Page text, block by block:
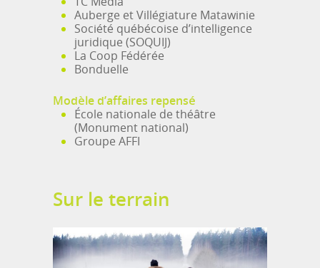
Auberge et Villégiature Matawinie
Société québécoise d’intelligence
juridique (SOQUIJ)
La Coop Fédérée
Bonduelle
Modèle d’affaires repensé
École nationale de théâtre
(Monument national)
Groupe AFFI
Sur le terrain